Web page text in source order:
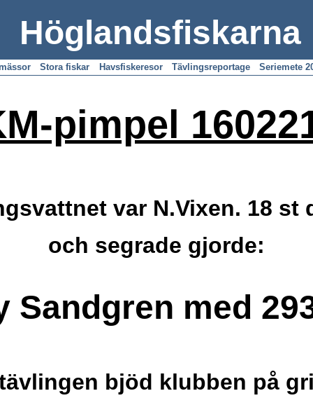
Höglandsfiskarna
Stora fiskar Havsfiskeresor Tävlingsreportage Seriemete
pimpel
var N.Vixen. 18 st
och segrade gjorde:
Sandgren med
bjöd klubben på